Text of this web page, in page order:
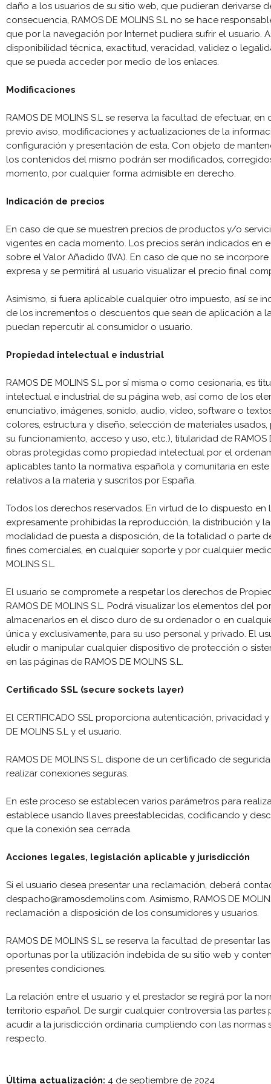
daño a los usuarios de su sitio web, que pudieran derivarse
consecuencia, RAMOS DE MOLINS S.L no se hace
que por la navegación por Internet pudiera sufrir el usuario.
disponibilidad técnica, exactitud, veracidad, validez o
que se pueda acceder por medio de los enlaces.
Modificaciones
RAMOS DE MOLINS S.L se reserva la facultad de efectuar,
previo aviso, modificaciones y actualizaciones de la
configuración y presentación de esta. Con objeto de
los contenidos del mismo podrán ser modificados,
momento, por cualquier forma admisible en derecho.
Indicación de precios
En caso de que se muestren precios de productos y/o
vigentes en cada momento. Los precios serán indicados en
sobre el Valor Añadido (IVA). En caso de que no se
expresa y se permitirá al usuario visualizar el precio final
Asimismo, si fuera aplicable cualquier otro impuesto, así se
de los incrementos o descuentos que sean de aplicación a
puedan repercutir al consumidor o usuario.
Propiedad intelectual e industrial
RAMOS DE MOLINS S.L por sí misma o como cesionaria, es
intelectual e industrial de su página web, así como de los
enunciativo, imágenes, sonido, audio, vídeo, software o
colores, estructura y diseño, selección de materiales
su funcionamiento, acceso y uso, etc.), titularidad de RAMOS
obras protegidas como propiedad intelectual por el
aplicables tanto la normativa española y comunitaria en
relativos a la materia y suscritos por España.
Todos los derechos reservados. En virtud de lo dispuesto
expresamente prohibidas la reproducción, la distribución y
modalidad de puesta a disposición, de la totalidad o parte
fines comerciales, en cualquier soporte y por cualquier
MOLINS S.L.
El usuario se compromete a respetar los derechos de
RAMOS DE MOLINS S.L. Podrá visualizar los elementos del
almacenarlos en el disco duro de su ordenador o en
única y exclusivamente, para su uso personal y privado. El
eludir o manipular cualquier dispositivo de protección o
en las páginas de RAMOS DE MOLINS S.L.
Certificado SSL (secure sockets layer)
El CERTIFICADO SSL proporciona autenticación, privacidad
DE MOLINS S.L y el usuario.
RAMOS DE MOLINS S.L dispone de un certificado de
realizar conexiones seguras.
En este proceso se establecen varios parámetros para
establece usando llaves preestablecidas, codificando y
que la conexión sea cerrada.
Acciones legales, legislación aplicable y jurisdicción
Si el usuario desea presentar una reclamación, deberá
despacho@ramosdemolins.com. Asimismo, RAMOS DE
reclamación a disposición de los consumidores y usuarios.
RAMOS DE MOLINS S.L se reserva la facultad de presentar
oportunas por la utilización indebida de su sitio web y
presentes condiciones.
La relación entre el usuario y el prestador se regirá por la
territorio español. De surgir cualquier controversia las
acudir a la jurisdicción ordinaria cumpliendo con las
respecto.
Última actualización: 4 de septiembre de 2024